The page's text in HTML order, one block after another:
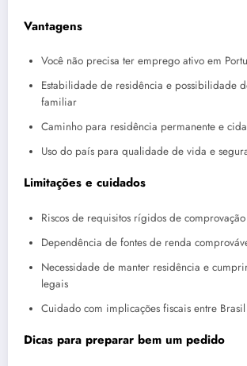
Vantagens
Você não precisa ter emprego ativo em
Estabilidade de residência e possibilidade
familiar
Caminho para residência permanente e
Uso do país para qualidade de vida e
Limitações e cuidados
Riscos de requisitos rígidos de
Dependência de fontes de renda
Necessidade de manter residência e
legais
Cuidado com implicações fiscais entre
Dicas para preparar bem um pedido